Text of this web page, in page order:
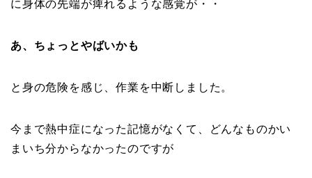
に身体の先端が痺れるような感覚が・・
あ、ちょっとやばいかも
と身の危険を感じ、作業を中断しました。
今まで熱中症になった記憶がなくて、どんなものかい
まいち分からなかったのですが